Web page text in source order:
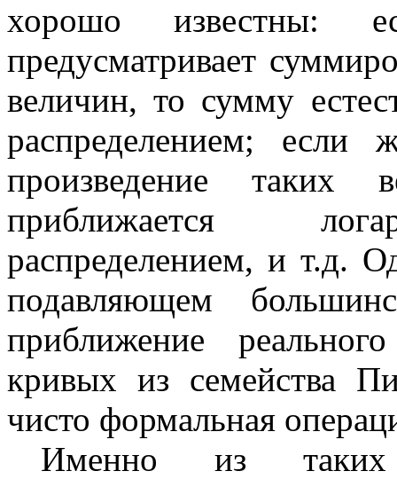
хорошо известны:
предусматривает
величин, то сумму
распределением; если
произведение таких
приближается
распределением, и т.д.
подавляющем
приближение
кривых из семейства
чисто формальная
Именно из таких